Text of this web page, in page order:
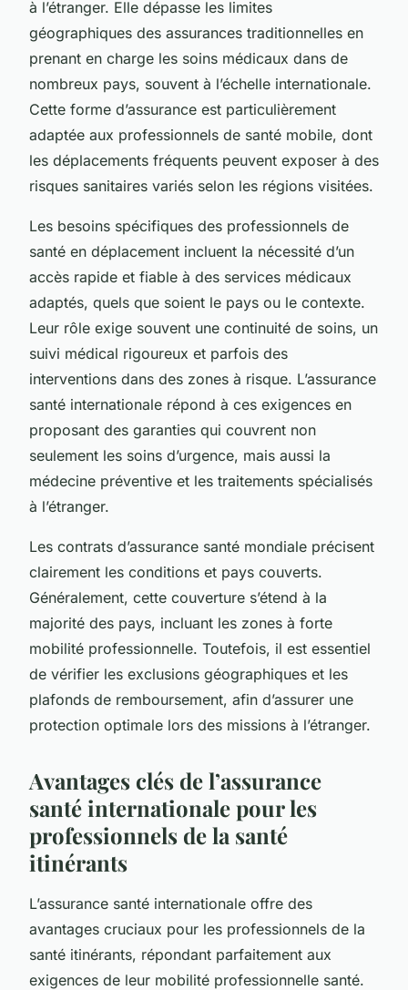
à l’étranger. Elle dépasse les limites
géographiques des assurances traditionnelles en
prenant en charge les soins médicaux dans de
nombreux pays, souvent à l’échelle internationale.
Cette forme d’assurance est particulièrement
adaptée aux professionnels de santé mobile, dont
les déplacements fréquents peuvent exposer à des
risques sanitaires variés selon les régions visitées.
Les besoins spécifiques des professionnels de
santé en déplacement incluent la nécessité d’un
accès rapide et fiable à des services médicaux
adaptés, quels que soient le pays ou le contexte.
Leur rôle exige souvent une continuité de soins, un
suivi médical rigoureux et parfois des
interventions dans des zones à risque. L’assurance
santé internationale répond à ces exigences en
proposant des garanties qui couvrent non
seulement les soins d’urgence, mais aussi la
médecine préventive et les traitements spécialisés
à l’étranger.
Les contrats d’assurance santé mondiale précisent
clairement les conditions et pays couverts.
Généralement, cette couverture s’étend à la
majorité des pays, incluant les zones à forte
mobilité professionnelle. Toutefois, il est essentiel
de vérifier les exclusions géographiques et les
plafonds de remboursement, afin d’assurer une
protection optimale lors des missions à l’étranger.
Avantages clés de l’assurance
santé internationale pour les
professionnels de la santé
itinérants
L’assurance santé internationale offre des
avantages cruciaux pour les professionnels de la
santé itinérants, répondant parfaitement aux
exigences de leur mobilité professionnelle santé.